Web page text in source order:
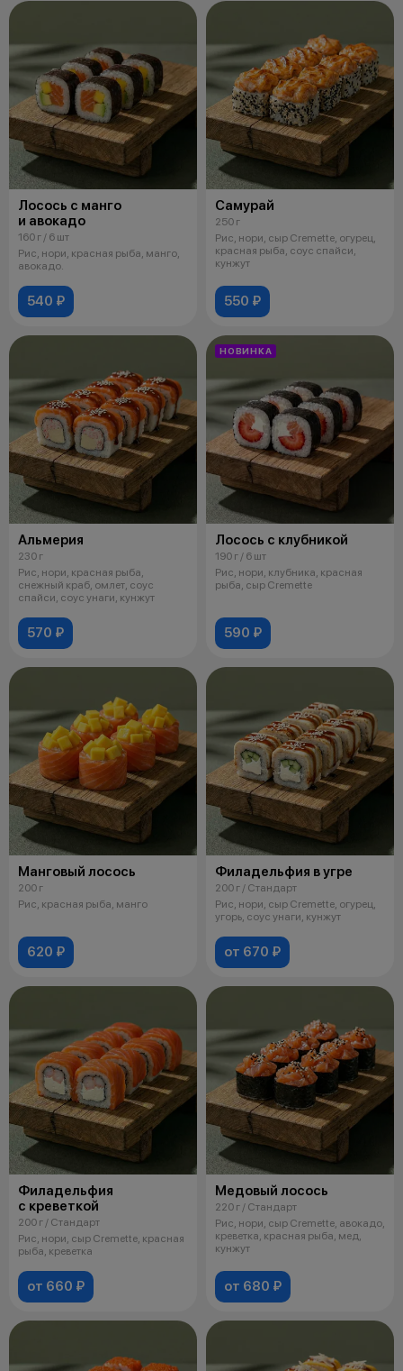
Лосось с манго
и авокадо
160 г / 6 шт
Рис, нори, красная рыба, манго,
авокадо.
540 ₽
Самурай
250 г
Рис, нори, сыр Cremette, огурец,
красная рыба, соус спайси,
кунжут
550 ₽
Альмерия
230 г
Рис, нори, красная рыба,
снежный краб, омлет, соус
спайси, соус унаги, кунжут
570 ₽
НОВИНКА
Лосось с клубникой
190 г / 6 шт
Рис, нори, клубника, красная
рыба, сыр Cremette
590 ₽
Манговый лосось
200 г
Рис, красная рыба, манго
620 ₽
Филадельфия в угре
200 г / Стандарт
Рис, нори, сыр Cremette, огурец,
угорь, соус унаги, кунжут
от 670 ₽
Филадельфия
с креветкой
200 г / Стандарт
Рис, нори, сыр Cremette, красная
рыба, креветка
от 660 ₽
Медовый лосось
220 г / Стандарт
Рис, нори, сыр Cremette, авокадо,
креветка, красная рыба, мед,
кунжут
от 680 ₽